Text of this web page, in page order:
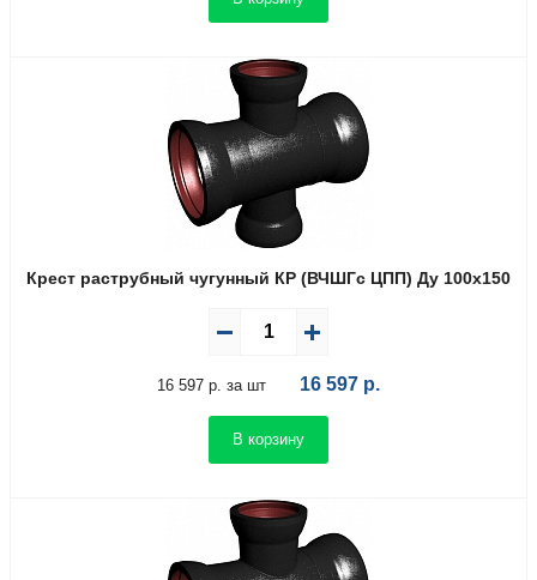
Крест раструбный чугунный КР (ВЧШГс ЦПП) Ду 100х150
16 597 р. за шт 16 597 р.
В корзину